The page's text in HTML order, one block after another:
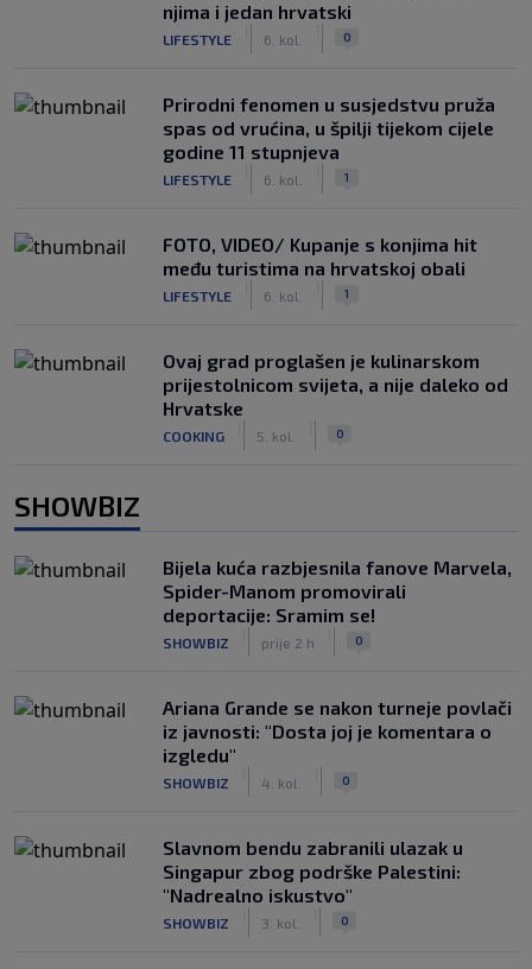
njima i jedan hrvatski
LIFESTYLE 6. kol. 0
Prirodni fenomen u susjedstvu pruža
spas od vrućina, u špilji tijekom cijele
godine 11 stupnjeva
LIFESTYLE 6. kol. 1
FOTO, VIDEO/ Kupanje s konjima hit
među turistima na hrvatskoj obali
LIFESTYLE 6. kol. 1
Ovaj grad proglašen je kulinarskom
prijestolnicom svijeta, a nije daleko od
Hrvatske
COOKING 5. kol. 0
SHOWBIZ
Bijela kuća razbjesnila fanove Marvela,
Spider-Manom promovirali
deportacije: Sramim se!
SHOWBIZ prije 2 h 0
Ariana Grande se nakon turneje povlači
iz javnosti: "Dosta joj je komentara o
izgledu"
SHOWBIZ 4. kol. 0
Slavnom bendu zabranili ulazak u
Singapur zbog podrške Palestini:
"Nadrealno iskustvo"
SHOWBIZ 3. kol. 0